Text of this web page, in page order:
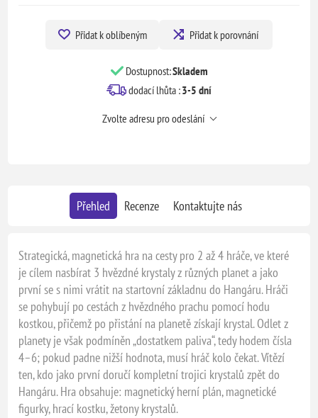
Přidat k oblíbeným Přidat k porovnání
Dostupnost:Skladem
dodací lhůta :3-5 dní
Zvolte adresu pro odeslání
Přehled Recenze Kontaktujte nás
Strategická, magnetická hra na cesty pro 2 až 4 hráče, ve které
je cílem nasbírat 3 hvězdné krystaly z různých planet a jako
první se s nimi vrátit na startovní základnu do Hangáru. Hráči
se pohybují po cestách z hvězdného prachu pomocí hodu
kostkou, přičemž po přistání na planetě získají krystal. Odlet z
planety je však podmíněn „dostatkem paliva“, tedy hodem čísla
4–6; pokud padne nižší hodnota, musí hráč kolo čekat. Vítězí
ten, kdo jako první doručí kompletní trojici krystalů zpět do
Hangáru. Hra obsahuje: magnetický herní plán, magnetické
figurky, hrací kostku, žetony krystalů.